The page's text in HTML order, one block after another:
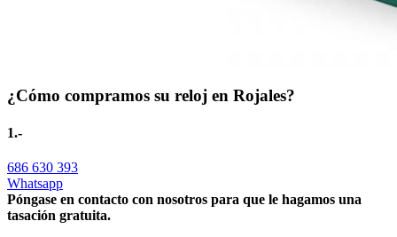
¿Cómo compramos su reloj en Rojales?
1.-
686 630 393
Whatsapp
Póngase en contacto con nosotros para que le hagamos una
tasación gratuita.